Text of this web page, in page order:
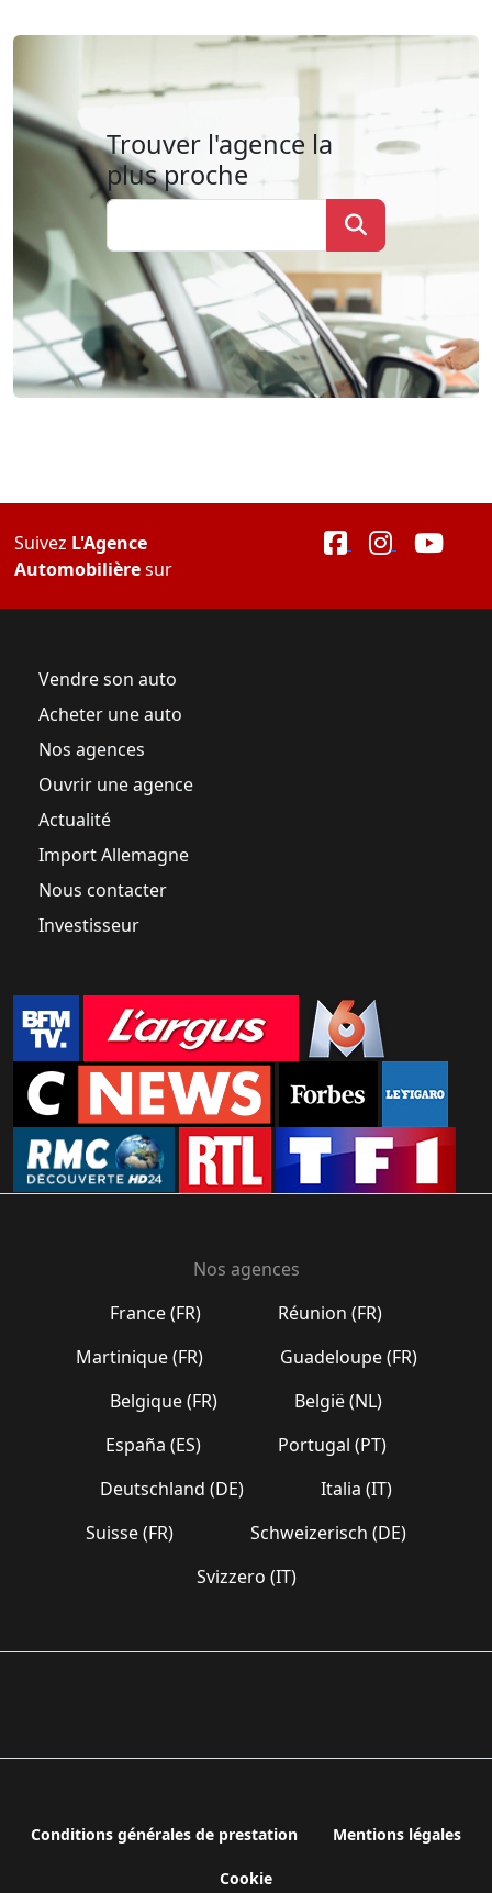
Trouver l'agence la
plus proche
Suivez L'Agence
Automobilièresur
Vendre son auto
Acheter une auto
Nos agences
Ouvrir une agence
Actualité
Import Allemagne
Nous contacter
Investisseur
Nos agences
France (FR)
Réunion (FR)
Martinique (FR)
Guadeloupe (FR)
Belgique (FR)
België (NL)
España (ES)
Portugal (PT)
Deutschland (DE)
Italia (IT)
Suisse (FR)
Schweizerisch (DE)
Svizzero (IT)
Conditions générales de prestation Mentions légales
Cookie